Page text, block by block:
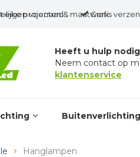
Buitenverlichting
eigen voorraad Gratis
projecten & maatwerk
Heeft u hulp
Neem contact op
klantenservice
Hanglampen